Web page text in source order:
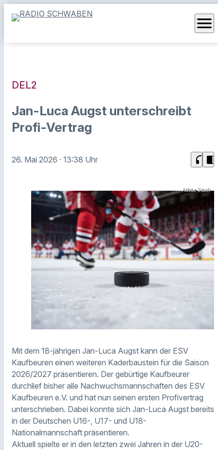
menu
DEL2
Jan-Luca Augst unterschreibt
Profi-Vertrag
26. Mai 2026 · 13:38 Uhr headphones chrome_reader_mode
Adobe Stock
Mit dem 18-jährigen Jan-Luca Augst kann der ESV
Kaufbeuren einen weiteren Kaderbaustein für die Saison
2026/2027 präsentieren. Der gebürtige Kaufbeurer
durchlief bisher alle Nachwuchsmannschaften des ESV
Kaufbeuren e.V. und hat nun seinen ersten Profivertrag
unterschrieben. Dabei konnte sich Jan-Luca Augst bereits
in der Deutschen U16-, U17- und U18-
Nationalmannschaft präsentieren.
Aktuell spielte er in den letzten zwei Jahren in der U20-